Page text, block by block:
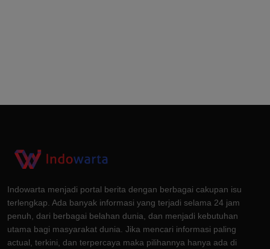
Indowarta menjadi portal berita dengan berbagai cakupan isu
terlengkap. Ada banyak informasi yang terjadi selama 24 jam
penuh, dari berbagai belahan dunia, dan menjadi kebutuhan
utama bagi masyarakat dunia. Jika mencari informasi paling
actual, terkini, dan terpercaya maka pilihannya hanya ada di